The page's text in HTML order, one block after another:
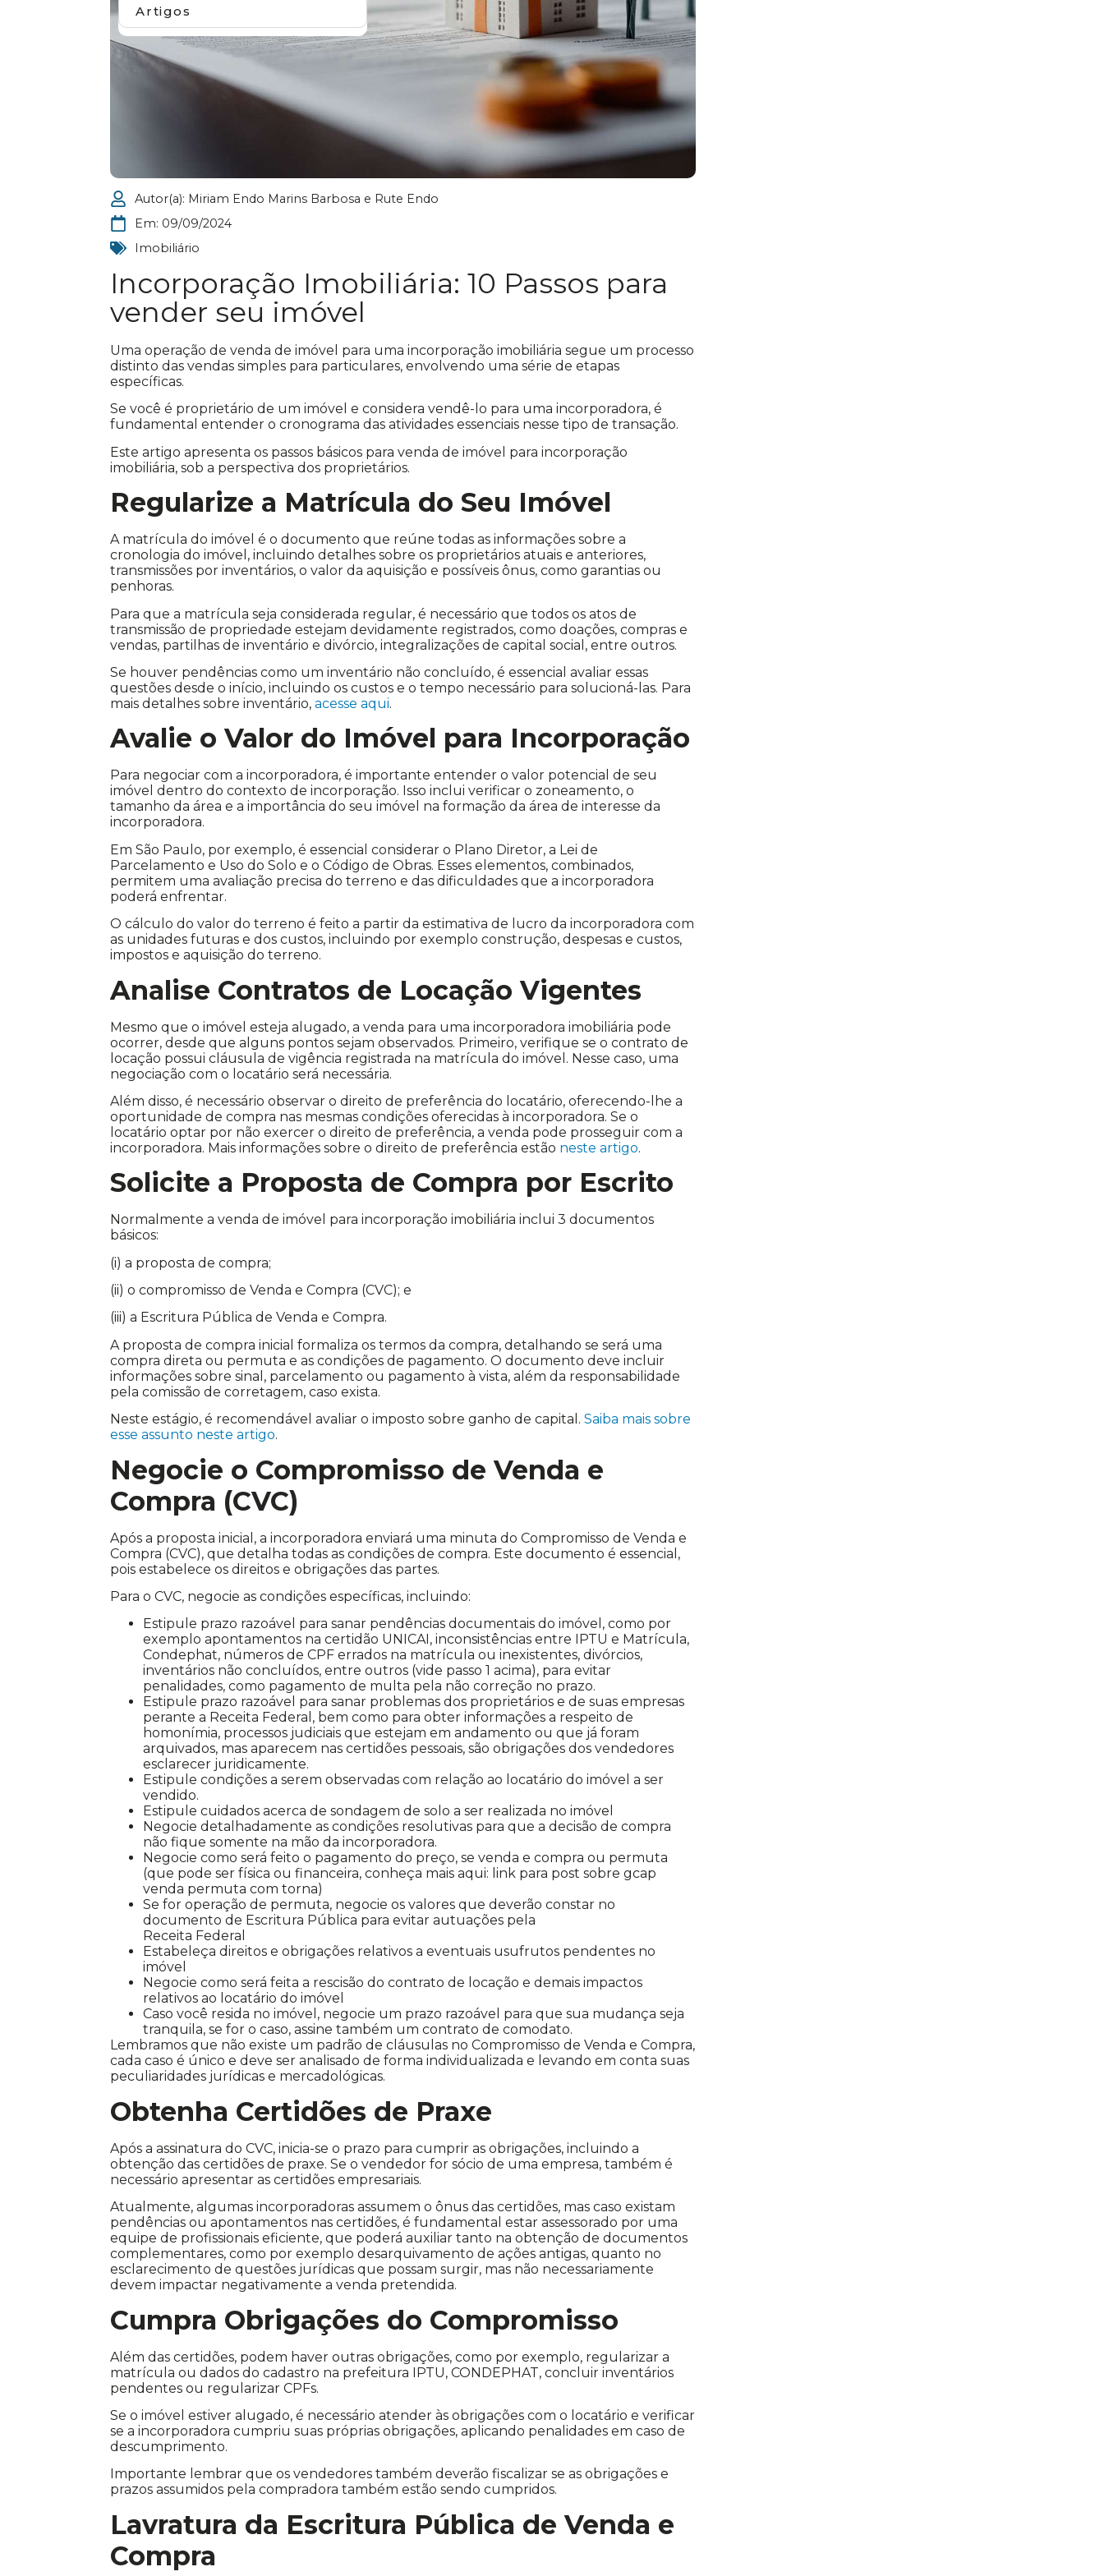
Autor(a): Miriam Endo Marins Barbosa e Rute Endo
Em: 09/09/2024
Imobiliário
Incorporação Imobiliária: 10 Passos para
vender seu imóvel
Uma operação de venda de imóvel para uma incorporação imobiliária segue um processo
distinto das vendas simples para particulares, envolvendo uma série de etapas
específicas.
Se você é proprietário de um imóvel e considera vendê-lo para uma incorporadora, é
fundamental entender o cronograma das atividades essenciais nesse tipo de transação.
Este artigo apresenta os passos básicos para venda de imóvel para incorporação
imobiliária, sob a perspectiva dos proprietários.
Regularize a Matrícula do Seu Imóvel
A matrícula do imóvel é o documento que reúne todas as informações sobre a
cronologia do imóvel, incluindo detalhes sobre os proprietários atuais e anteriores,
transmissões por inventários, o valor da aquisição e possíveis ônus, como garantias ou
penhoras.
Para que a matrícula seja considerada regular, é necessário que todos os atos de
transmissão de propriedade estejam devidamente registrados, como doações, compras e
vendas, partilhas de inventário e divórcio, integralizações de capital social, entre outros.
Se houver pendências como um inventário não concluído, é essencial avaliar essas
questões desde o início, incluindo os custos e o tempo necessário para solucioná-las. Para
mais detalhes sobre inventário,acesse aqui.
Avalie o Valor do Imóvel para Incorporação
Para negociar com a incorporadora, é importante entender o valor potencial de seu
imóvel dentro do contexto de incorporação. Isso inclui verificar o zoneamento, o
tamanho da área e a importância do seu imóvel na formação da área de interesse da
incorporadora.
Em São Paulo, por exemplo, é essencial considerar o Plano Diretor, a Lei de
Parcelamento e Uso do Solo e o Código de Obras. Esses elementos, combinados,
permitem uma avaliação precisa do terreno e das dificuldades que a incorporadora
poderá enfrentar.
O cálculo do valor do terreno é feito a partir da estimativa de lucro da incorporadora com
as unidades futuras e dos custos, incluindo por exemplo construção, despesas e custos,
impostos e aquisição do terreno.
Analise Contratos de Locação Vigentes
Mesmo que o imóvel esteja alugado, a venda para uma incorporadora imobiliária pode
ocorrer, desde que alguns pontos sejam observados. Primeiro, verifique se o contrato de
locação possui cláusula de vigência registrada na matrícula do imóvel. Nesse caso, uma
negociação com o locatário será necessária.
Além disso, é necessário observar o direito de preferência do locatário, oferecendo-lhe a
oportunidade de compra nas mesmas condições oferecidas à incorporadora. Se o
locatário optar por não exercer o direito de preferência, a venda pode prosseguir com a
incorporadora. Mais informações sobre o direito de preferência estão neste artigo.
Solicite a Proposta de Compra por Escrito
Normalmente a venda de imóvel para incorporação imobiliária inclui 3 documentos
básicos:
(i) a proposta de compra;
(ii) o compromisso de Venda e Compra (CVC); e
(iii) a Escritura Pública de Venda e Compra.
A proposta de compra inicial formaliza os termos da compra, detalhando se será uma
compra direta ou permuta e as condições de pagamento. O documento deve incluir
informações sobre sinal, parcelamento ou pagamento à vista, além da responsabilidade
pela comissão de corretagem, caso exista.
Neste estágio, é recomendável avaliar o imposto sobre ganho de capital.Saiba mais sobre
esse assunto neste artigo.
Negocie o Compromisso de Venda e
Compra (CVC)
Após a proposta inicial, a incorporadora enviará uma minuta do Compromisso de Venda e
Compra (CVC), que detalha todas as condições de compra. Este documento é essencial,
pois estabelece os direitos e obrigações das partes.
Para o CVC, negocie as condições específicas, incluindo:
Estipule prazo razoável para sanar pendências documentais do imóvel, como por
exemplo apontamentos na certidão UNICAI, inconsistências entre IPTU e Matrícula,
Condephat, números de CPF errados na matrícula ou inexistentes, divórcios,
inventários não concluídos, entre outros (vide passo 1 acima), para evitar
penalidades, como pagamento de multa pela não correção no prazo.
Estipule prazo razoável para sanar problemas dos proprietários e de suas empresas
perante a Receita Federal, bem como para obter informações a respeito de
homonímia, processos judiciais que estejam em andamento ou que já foram
arquivados, mas aparecem nas certidões pessoais, são obrigações dos vendedores
esclarecer juridicamente.
Estipule condições a serem observadas com relação ao locatário do imóvel a ser
vendido.
Estipule cuidados acerca de sondagem de solo a ser realizada no imóvel
Negocie detalhadamente as condições resolutivas para que a decisão de compra
não fique somente na mão da incorporadora.
Negocie como será feito o pagamento do preço, se venda e compra ou permuta
(que pode ser física ou financeira, conheça mais aqui: link para post sobre gcap
venda permuta com torna)
Se for operação de permuta, negocie os valores que deverão constar no
documento de Escritura Pública para evitar autuações pela
Receita Federal
Estabeleça direitos e obrigações relativos a eventuais usufrutos pendentes no
imóvel
Negocie como será feita a rescisão do contrato de locação e demais impactos
relativos ao locatário do imóvel
Caso você resida no imóvel, negocie um prazo razoável para que sua mudança seja
tranquila, se for o caso, assine também um contrato de comodato.
Lembramos que não existe um padrão de cláusulas no Compromisso de Venda e Compra,
cada caso é único e deve ser analisado de forma individualizada e levando em conta suas
peculiaridades jurídicas e mercadológicas.
Obtenha Certidões de Praxe
Após a assinatura do CVC, inicia-se o prazo para cumprir as obrigações, incluindo a
obtenção das certidões de praxe. Se o vendedor for sócio de uma empresa, também é
necessário apresentar as certidões empresariais.
Atualmente, algumas incorporadoras assumem o ônus das certidões, mas caso existam
pendências ou apontamentos nas certidões, é fundamental estar assessorado por uma
equipe de profissionais eficiente, que poderá auxiliar tanto na obtenção de documentos
complementares, como por exemplo desarquivamento de ações antigas, quanto no
esclarecimento de questões jurídicas que possam surgir, mas não necessariamente
devem impactar negativamente a venda pretendida.
Cumpra Obrigações do Compromisso
Além das certidões, podem haver outras obrigações, como por exemplo, regularizar a
matrícula ou dados do cadastro na prefeitura IPTU, CONDEPHAT, concluir inventários
pendentes ou regularizar CPFs.
Se o imóvel estiver alugado, é necessário atender às obrigações com o locatário e verificar
se a incorporadora cumpriu suas próprias obrigações, aplicando penalidades em caso de
descumprimento.
Importante lembrar que os vendedores também deverão fiscalizar se as obrigações e
prazos assumidos pela compradora também estão sendo cumpridos.
Lavratura da Escritura Pública de Venda e
Compra
Artigos